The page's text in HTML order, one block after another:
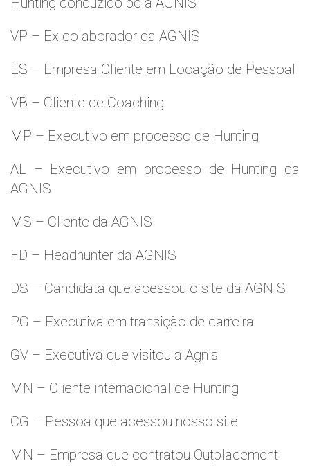
VP – Ex colaborador da AGNIS
ES – Empresa Cliente em Locação de Pessoal
VB – Cliente de Coaching
MP – Executivo em processo de Hunting
AL – Executivo em processo de Hunting da
AGNIS
MS – Cliente da AGNIS
FD – Headhunter da AGNIS
DS – Candidata que acessou o site da AGNIS
PG – Executiva em transição de carreira
GV – Executiva que visitou a Agnis
MN – Cliente internacional de Hunting
CG – Pessoa que acessou nosso site
MN – Empresa que contratou Outplacement